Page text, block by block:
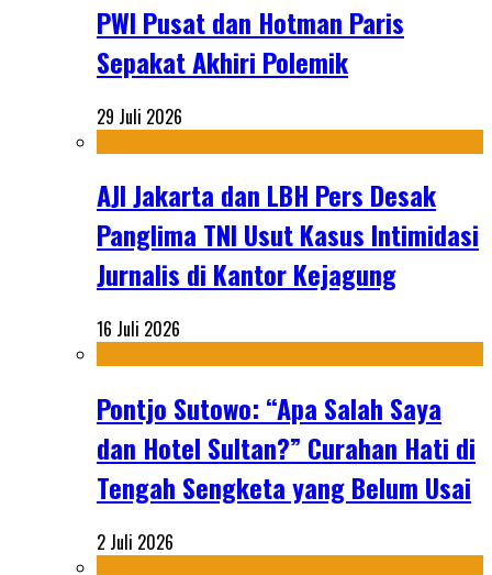
PWI Pusat dan Hotman Paris
Sepakat Akhiri Polemik
29 Juli 2026
AJI Jakarta dan LBH Pers Desak
Panglima TNI Usut Kasus Intimidasi
Jurnalis di Kantor Kejagung
16 Juli 2026
Pontjo Sutowo: “Apa Salah Saya
dan Hotel Sultan?” Curahan Hati di
Tengah Sengketa yang Belum Usai
2 Juli 2026